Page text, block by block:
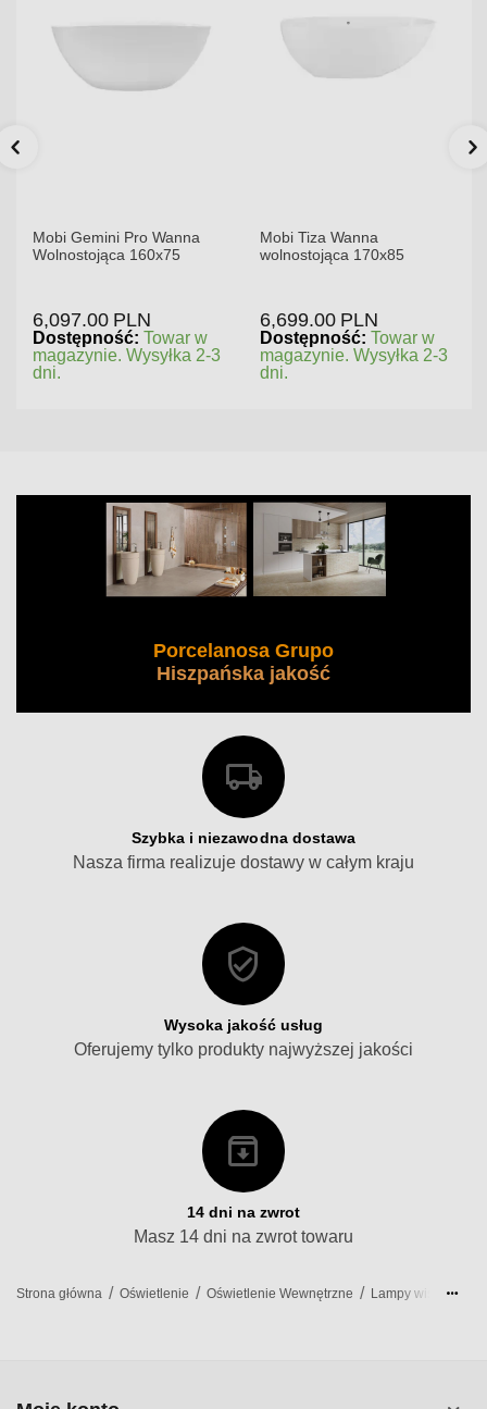
Mobi Gemini Pro Wanna
Wolnostojąca 160x75
6,097.00 PLN
Dostępność: Towar w
magazynie. Wysyłka 2-3
dni.
Mobi Tiza Wanna
wolnostojąca 170x85
6,699.00 PLN
Dostępność: Towar w
magazynie. Wysyłka 2-3
dni.
Porcelanosa Grupo
Hiszpańska jakość
Szybka i niezawodna dostawa
Nasza firma realizuje dostawy w całym kraju
Wysoka jakość usług
Oferujemy tylko produkty najwyższej jakości
14 dni na zwrot
Masz 14 dni na zwrot towaru
Strona główna / Oświetlenie / Oświetlenie Wewnętrzne / Lampy wiszące